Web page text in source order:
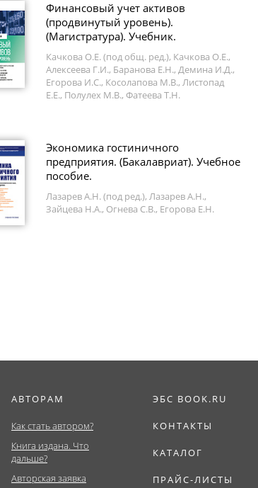
Финансовый учет активов
(продвинутый уровень).
(Магистратура). Учебник.
Качкова О.Е. (под общ. ред.), Качкова О.Е.,
Алексеева Г.И., Баранова Е.Н., Демина И.Д.,
Егорова И.С., Косолапова М.В., Листопад
Е.Е., Полулех М.В., Фатеева Т.Н.
Экономика гостиничного
предприятия. (Бакалавриат). Учебное
пособие.
Лазарев А.Н. (под ред.), Лазарев А.Н.,
Зайцева Н.А., Огнева С.В., Егорова Е.Н.
АВТОРАМ
Как стать автором?
Книга издана. Что
дальше?
Авторская заявка
ЭБС BOOK.RU
КОНТАКТЫ
КАТАЛОГ
ПРАЙС-ЛИСТЫ